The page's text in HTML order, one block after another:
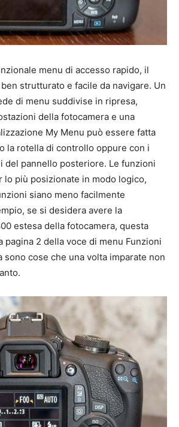
menu di accesso rapido, il
strutturato e facile da navigare. Un
di menu suddivise in ripresa,
della fotocamera e una
My Menu può essere fatta
la rotella di controllo oppure con i
del pannello posteriore. Le funzioni
lo più posizionate in modo logico,
siano meno facilmente
se si desidera avere la
estesa della fotocamera, questa
pagina 2 della voce di menu Funzioni
sono cose che una volta imparate non